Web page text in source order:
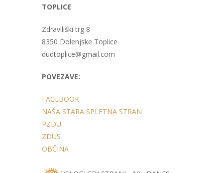
TOPLICE
Zdraviliški trg 8
8350 Dolenjske Toplice
dudtoplice@gmail.com
POVEZAVE:
FACEBOOK
NAŠA STARA SPLETNA STRAN
PZDU
ZDUS
OBČINA